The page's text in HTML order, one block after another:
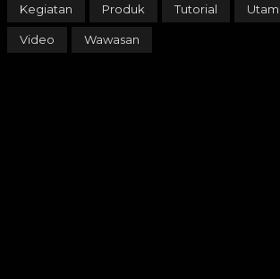
Kegiatan Produk Tutorial
Video Wawasan